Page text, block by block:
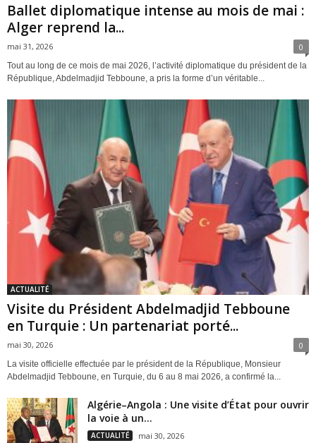
Ballet diplomatique intense au mois de mai :
Alger reprend la...
mai 31, 2026 0
Tout au long de ce mois de mai 2026, l’activité diplomatique du président de la
République, Abdelmadjid Tebboune, a pris la forme d’un véritable...
ACTUALITÉ
Visite du Président Abdelmadjid Tebboune
en Turquie : Un partenariat porté...
mai 30, 2026 0
La visite officielle effectuée par le président de la République, Monsieur
Abdelmadjid Tebboune, en Turquie, du 6 au 8 mai 2026, a confirmé la...
Algérie–Angola : Une visite d’État pour ouvrir
la voie à un...
ACTUALITÉ mai 30, 2026